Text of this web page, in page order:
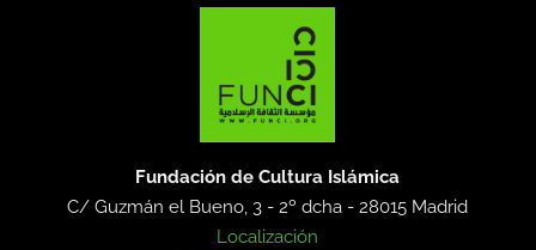
Fundación de Cultura Islámica
C/ Guzmán el Bueno, 3 - 2º dcha -28015 Madrid
Localización